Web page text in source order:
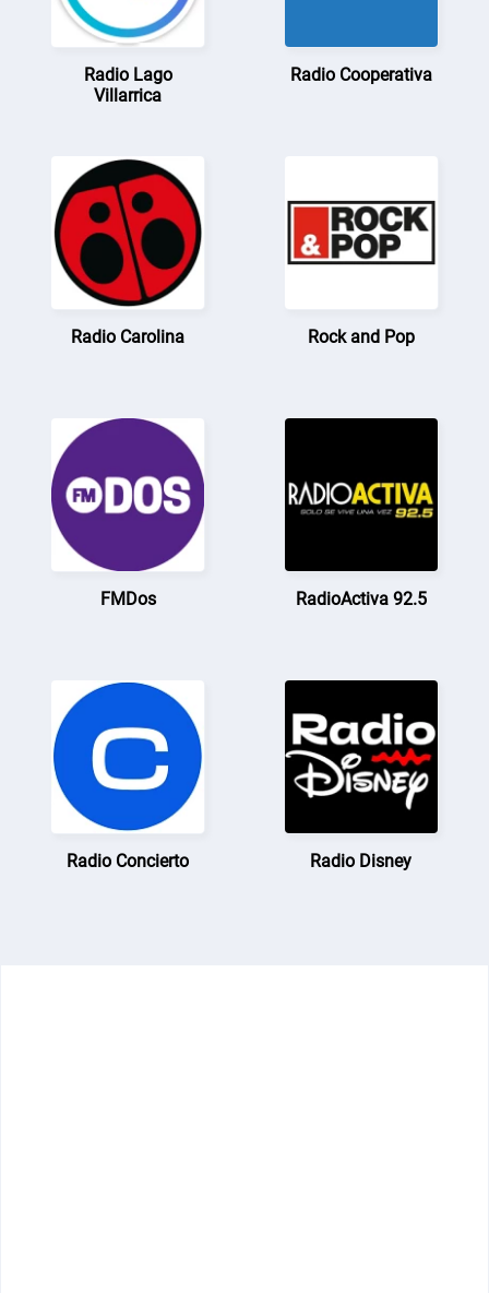
Radio Lago
Villarrica
Radio Cooperativa
Radio Carolina Rock and Pop
FMDos RadioActiva 92.5
Radio Concierto Radio Disney